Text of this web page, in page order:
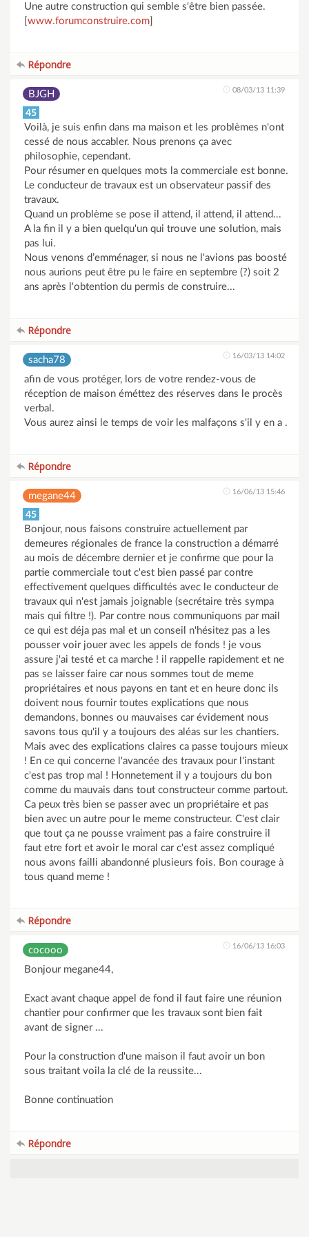
Une autre construction qui semble s'être bien passée.
www.forumconstruire.com
Répondre
BJGH 08/03/13 11:39
45
Voilà, je suis enfin dans ma maison et les problèmes n'ont
cessé de nous accabler. Nous prenons ça avec
philosophie, cependant.
Pour résumer en quelques mots la commerciale est bonne.
Le conducteur de travaux est un observateur passif des
travaux.
Quand un problème se pose il attend, il attend, il attend...
A la fin il y a bien quelqu'un qui trouve une solution, mais
pas lui.
Nous venons d’emménager, si nous ne l'avions pas boosté
nous aurions peut être pu le faire en septembre (?) soit 2
ans après l'obtention du permis de construire...
Répondre
sacha78 16/03/13 14:02
afin de vous protéger, lors de votre rendez-vous de
réception de maison éméttez des réserves dans le procès
verbal.
Vous aurez ainsi le temps de voir les malfaçons s'il y en a .
Répondre
megane44 16/06/13 15:46
45
Bonjour, nous faisons construire actuellement par
demeures régionales de france la construction a démarré
au mois de décembre dernier et je confirme que pour la
partie commerciale tout c'est bien passé par contre
effectivement quelques difficultés avec le conducteur de
travaux qui n'est jamais joignable (secrétaire très sympa
mais qui filtre !). Par contre nous communiquons par mail
ce qui est déja pas mal et un conseil n'hésitez pas a les
pousser voir jouer avec les appels de fonds ! je vous
assure j'ai testé et ca marche ! il rappelle rapidement et ne
pas se laisser faire car nous sommes tout de meme
propriétaires et nous payons en tant et en heure donc ils
doivent nous fournir toutes explications que nous
demandons, bonnes ou mauvaises car évidement nous
savons tous qu'il y a toujours des aléas sur les chantiers.
Mais avec des explications claires ca passe toujours mieux
! En ce qui concerne l'avancée des travaux pour l'instant
c'est pas trop mal ! Honnetement il y a toujours du bon
comme du mauvais dans tout constructeur comme partout.
Ca peux très bien se passer avec un propriétaire et pas
bien avec un autre pour le meme constructeur. C'est clair
que tout ça ne pousse vraiment pas a faire construire il
faut etre fort et avoir le moral car c'est assez compliqué
nous avons failli abandonné plusieurs fois. Bon courage à
tous quand meme !
Répondre
cocooo 16/06/13 16:03
Bonjour megane44,
Exact avant chaque appel de fond il faut faire une réunion
chantier pour confirmer que les travaux sont bien fait
avant de signer ...
Pour la construction d'une maison il faut avoir un bon
sous traitant voila la clé de la reussite...
Bonne continuation
Répondre